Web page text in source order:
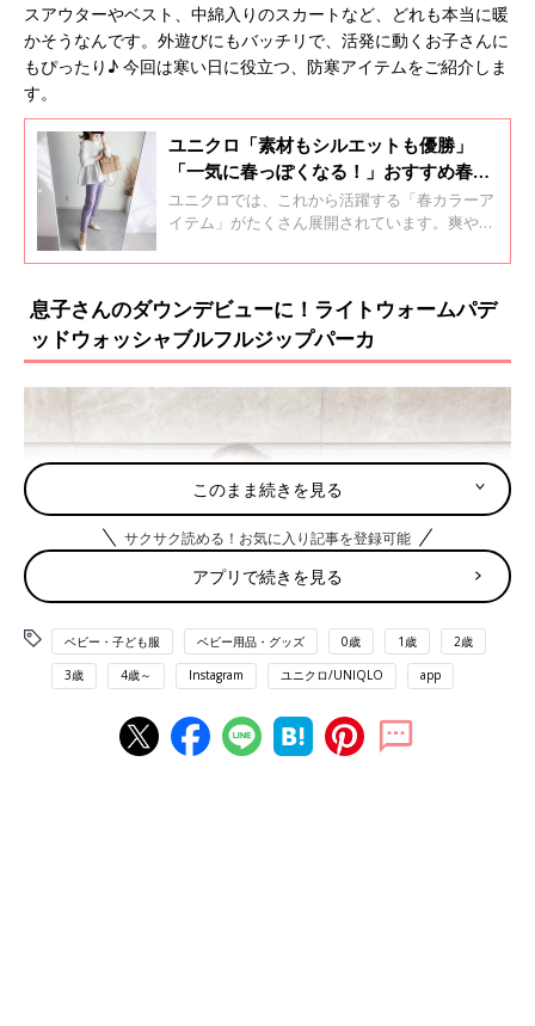
スアウターやベスト、中綿入りのスカートなど、どれも本当に暖
かそうなんです。外遊びにもバッチリで、活発に動くお子さんに
もぴったり♪ 今回は寒い日に役立つ、防寒アイテムをご紹介しま
す。
ユニクロ「素材もシルエットも優勝」
「一気に春っぽくなる！」おすすめ春ア
イテム5選
ユニクロでは、これから活躍する「春カラーア
イテム」がたくさん展開されています。爽やか
パープルなど、見るのも楽しくなるほど！今回
テムをご紹介します。
息子さんのダウンデビューに！ライトウォームパデ
ッドウォッシャブルフルジップパーカ
このまま続きを見る
サクサク読める！お気に入り記事を登録可能
アプリで続きを見る
ベビー・子ども服 ベビー用品・グッズ 0歳 1歳 2歳
3歳 4歳～ Instagram ユニクロ/UNIQLO app